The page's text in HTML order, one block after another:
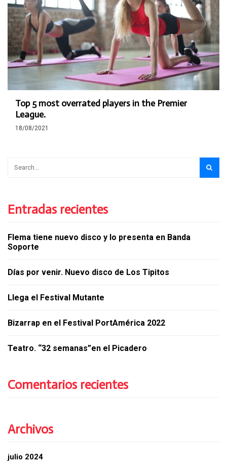
Top 5 most overrated players in the Premier
League.
18/08/2021
Entradas recientes
Flema tiene nuevo disco y lo presenta en Banda
Soporte
Días por venir. Nuevo disco de Los Tipitos
Llega el Festival Mutante
Bizarrap en el Festival PortAmérica 2022
Teatro. “32 semanas”en el Picadero
Comentarios recientes
Archivos
julio 2024